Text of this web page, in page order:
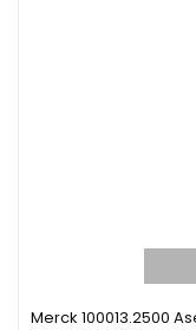
Merck 100013.2500